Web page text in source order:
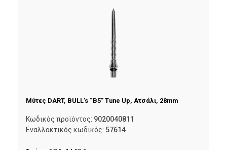
Μύτες DART, BULL’s “B5” Tune Up, Ατσάλι, 28mm
Κωδικός προϊόντος: 9020040811
Εναλλακτικός κωδικός: 57614